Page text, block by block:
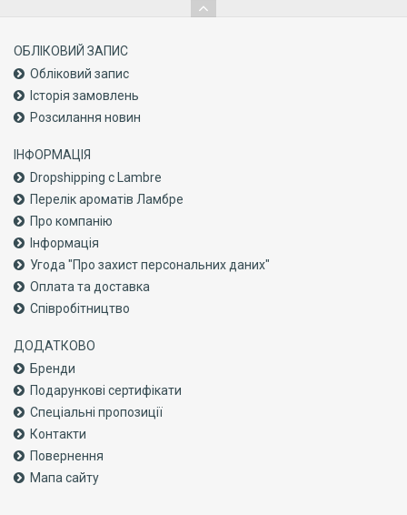
ОБЛІКОВИЙ ЗАПИС
Обліковий запис
Історія замовлень
Розсилання новин
ІНФОРМАЦІЯ
Dropshipping с Lambre
Перелік ароматів Ламбре
Про компанiю
Інформація
Угода "Про захист персональних даних"
Оплата та доставка
Співробітництво
ДОДАТКОВО
Бренди
Подарункові сертифікати
Спеціальні пропозиції
Контакти
Повернення
Мапа сайту